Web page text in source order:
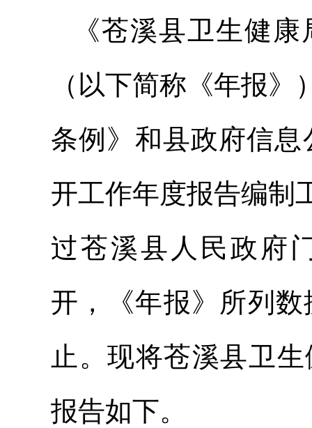
《苍溪县卫生健
（以下简称《年报
条例》和县政府信
开工作年度报告编制
过苍溪县人民政府
开，《年报》所列数
止。现将苍溪县卫
报告如下。